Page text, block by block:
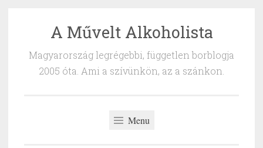
content
A Művelt Alkoholista
Magyarország legrégebbi, független borblogja
2005 óta. Ami a szívünkön, az a szánkon.
Menu